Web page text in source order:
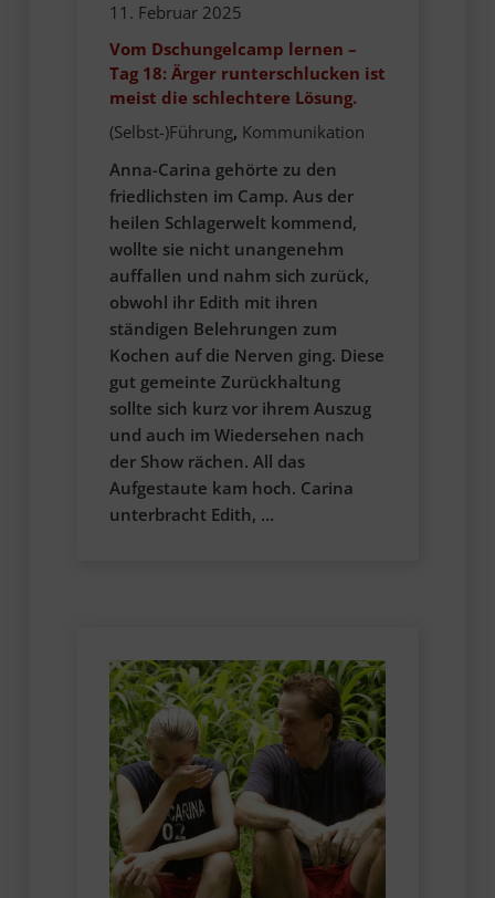
11. Februar 2025
Vom Dschungelcamp lernen –
Tag 18: Ärger runterschlucken ist
meist die schlechtere Lösung.
(Selbst-)Führung, Kommunikation
Anna-Carina gehörte zu den
friedlichsten im Camp. Aus der
heilen Schlagerwelt kommend,
wollte sie nicht unangenehm
auffallen und nahm sich zurück,
obwohl ihr Edith mit ihren
ständigen Belehrungen zum
Kochen auf die Nerven ging. Diese
gut gemeinte Zurückhaltung
sollte sich kurz vor ihrem Auszug
und auch im Wiedersehen nach
der Show rächen. All das
Aufgestaute kam hoch. Carina
unterbracht Edith, …